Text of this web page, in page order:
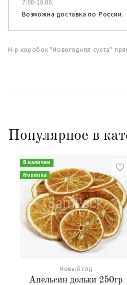
7:00-16:00.
Возможна доставка по России.
Н-р коробок "Новогодняя суета"
Популярное в
В наличии
Новинка
Новый год
Апельсин дольки 250гр